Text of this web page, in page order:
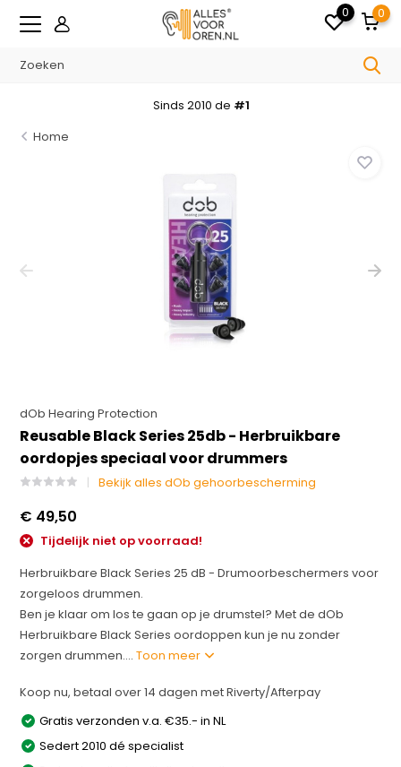
0 0
Sinds 2010 de #1
Home
dOb Hearing Protection
Reusable Black Series 25db - Herbruikbare
oordopjes speciaal voor drummers
Bekijk alles dOb gehoorbescherming
€ 49,50
Tijdelijk niet op voorraad!
Herbruikbare Black Series 25 dB - Drumoorbeschermers voor
zorgeloos drummen.
Ben je klaar om los te gaan op je drumstel? Met de dOb
Herbruikbare Black Series oordoppen kun je nu zonder
zorgen drummen....Toon meer
Koop nu, betaal over 14 dagen met Riverty/Afterpay
Gratis verzonden v.a. €35.- in NL
Sedert 2010 dé specialist